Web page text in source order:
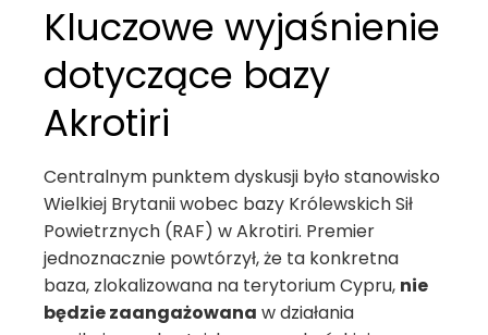
Kluczowe wyjaśnienie
dotyczące bazy
Akrotiri
Centralnym punktem dyskusji było stanowisko
Wielkiej Brytanii wobec bazy Królewskich Sił
Powietrznych (RAF) w Akrotiri. Premier
jednoznacznie powtórzył, że ta konkretna
baza, zlokalizowana na terytorium Cypru, nie
będzie zaangażowana w działania